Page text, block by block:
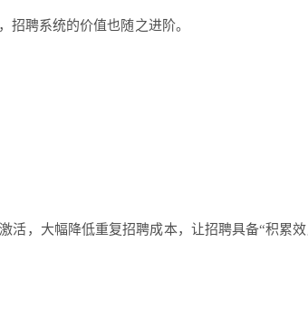
招聘系统的价值也随之进阶。
，大幅降低重复招聘成本，让招聘具备“积累效